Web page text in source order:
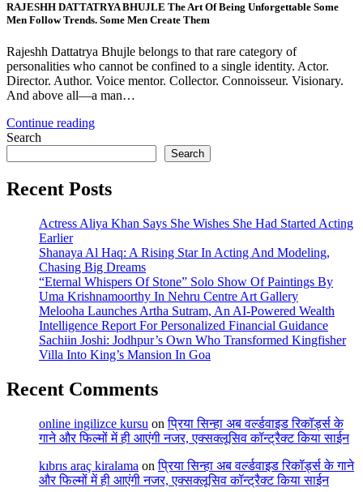
RAJESHH DATTATRYA BHUJLE The Art Of Being Unforgettable Some
Men Follow Trends. Some Men Create Them
Rajeshh Dattatrya Bhujle belongs to that rare category of
personalities who cannot be confined to a single identity. Actor.
Director. Author. Voice mentor. Collector. Connoisseur. Visionary.
And above all—a man…
Continue reading
Search
Search
Recent Posts
Actress Aliya Khan Says She Wishes She Had Started Acting
Earlier
Shanaya Al Haq: A Rising Star In Acting And Modeling,
Chasing Big Dreams
“Eternal Whispers Of Stone” Solo Show Of Paintings By
Uma Krishnamoorthy In Nehru Centre Art Gallery
Melooha Launches Artha Sutram, An AI-Powered Wealth
Intelligence Report For Personalized Financial Guidance
Sachiin Joshi: Jodhpur’s Own Who Transformed Kingfisher
Villa Into King’s Mansion In Goa
Recent Comments
online ingilizce kursu onप्रिया सिन्हा अब वर्ल्डवाइड रिकॉर्ड्स के
गाने और फिल्मों में ही आएंगी नजर, एक्सक्लूसिव कॉन्ट्रैक्ट किया साईन
kıbrıs araç kiralama onप्रिया सिन्हा अब वर्ल्डवाइड रिकॉर्ड्स के गाने
और फिल्मों में ही आएंगी नजर, एक्सक्लूसिव कॉन्ट्रैक्ट किया साईन